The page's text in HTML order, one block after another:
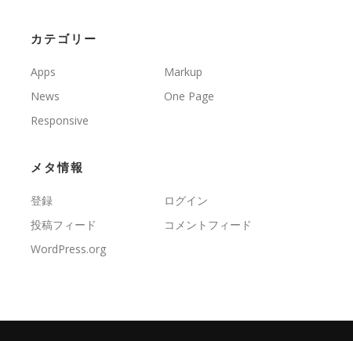
カテゴリー
Apps
Markup
News
One Page
Responsive
メタ情報
登録
ログイン
投稿フィード
コメントフィード
WordPress.org